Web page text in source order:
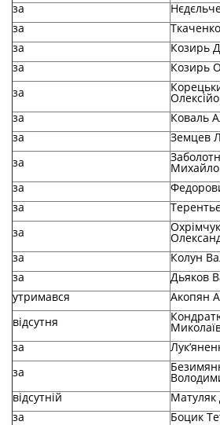
за
за
за
Козирь
за
Козирь
за
за
Коваль
за
Земцев
за
за
за
за
за
Колун
за
Дьяков
утримався
Акопян
відсутня
за
за
відсутній
Матуляк
за
Боцик